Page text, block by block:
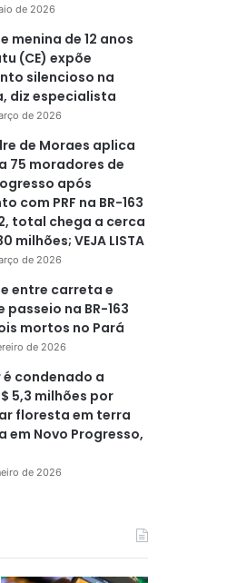
de 2026
menina de 12 anos
(CE) expõe
silencioso na
diz especialista
de 2026
de Moraes aplica
75 moradores de
após
com PRF na BR-163
total chega a cerca
milhões; VEJA LISTA
de 2026
entre carreta e
passeio na BR-163
mortos no Pará
de 2026
condenado a
5,3 milhões por
floresta em terra
em Novo Progresso,
de 2026